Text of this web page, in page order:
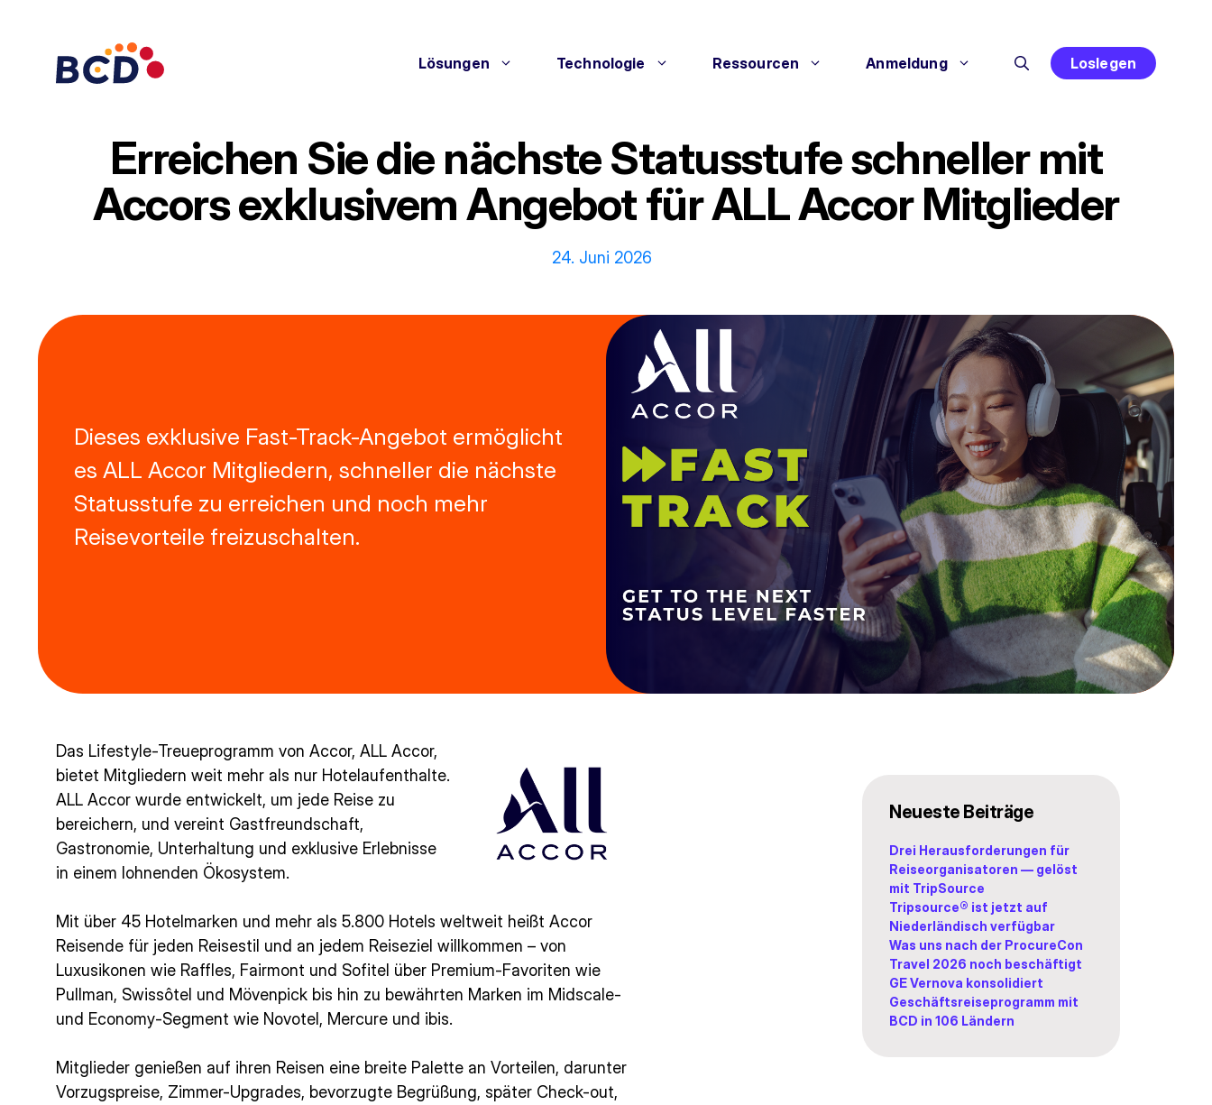
springen
Lösungen Technologie Ressourcen Anmeldung Loslegen
Erreichen Sie die nächste Statusstufe schneller mit
Accors exklusivem Angebot für ALL Accor Mitglieder
24. Juni 2026
Dieses exklusive Fast-Track-Angebot ermöglicht
es ALL Accor Mitgliedern, schneller die nächste
Statusstufe zu erreichen und noch mehr
Reisevorteile freizuschalten.
Das Lifestyle-Treueprogramm von Accor, ALL Accor,
bietet Mitgliedern weit mehr als nur Hotelaufenthalte.
ALL Accor wurde entwickelt, um jede Reise zu
bereichern, und vereint Gastfreundschaft,
Gastronomie, Unterhaltung und exklusive Erlebnisse
in einem lohnenden Ökosystem.
Mit über 45 Hotelmarken und mehr als 5.800 Hotels weltweit heißt Accor
Reisende für jeden Reisestil und an jedem Reiseziel willkommen – von
Luxusikonen wie Raffles, Fairmont und Sofitel über Premium-Favoriten wie
Pullman, Swissôtel und Mövenpick bis hin zu bewährten Marken im Midscale-
und Economy-Segment wie Novotel, Mercure und ibis.
Mitglieder genießen auf ihren Reisen eine breite Palette an Vorteilen, darunter
Vorzugspreise, Zimmer-Upgrades, bevorzugte Begrüßung, später Check-out,
Neueste Beiträge
Drei Herausforderungen für
Reiseorganisatoren — gelöst
mit TripSource
Tripsource® ist jetzt auf
Niederländisch verfügbar
Was uns nach der ProcureCon
Travel 2026 noch beschäftigt
GE Vernova konsolidiert
Geschäftsreiseprogramm mit
BCD in 106 Ländern